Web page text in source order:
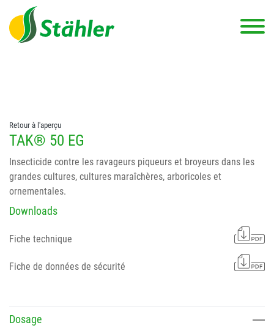
string(78) "Test 12 {FONT:12} // Dosierungen: test 123 dfasdf
asdfW134 245 34" string(62) "Test 12 {FONT:12} Dosierungen: test
123 dfasdf asdfW134 245 34"
Retour à l'aperçu
TAK® 50 EG
Insecticide contre les ravageurs piqueurs et broyeurs dans les
grandes cultures, cultures maraîchères, arboricoles et
ornementales.
Downloads
Fiche technique
Fiche de données de sécurité
Dosage